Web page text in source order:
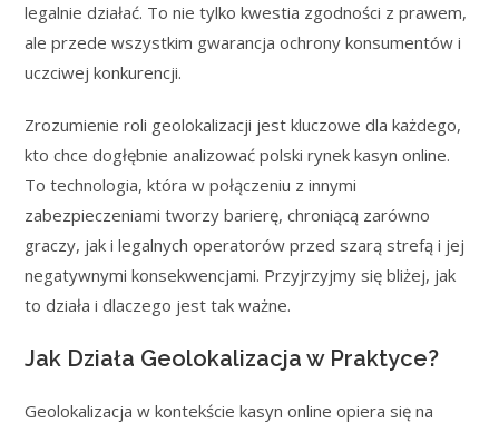
legalnie działać. To nie tylko kwestia zgodności z prawem,
ale przede wszystkim gwarancja ochrony konsumentów i
uczciwej konkurencji.
Zrozumienie roli geolokalizacji jest kluczowe dla każdego,
kto chce dogłębnie analizować polski rynek kasyn online.
To technologia, która w połączeniu z innymi
zabezpieczeniami tworzy barierę, chroniącą zarówno
graczy, jak i legalnych operatorów przed szarą strefą i jej
negatywnymi konsekwencjami. Przyjrzyjmy się bliżej, jak
to działa i dlaczego jest tak ważne.
Jak Działa Geolokalizacja w Praktyce?
Geolokalizacja w kontekście kasyn online opiera się na